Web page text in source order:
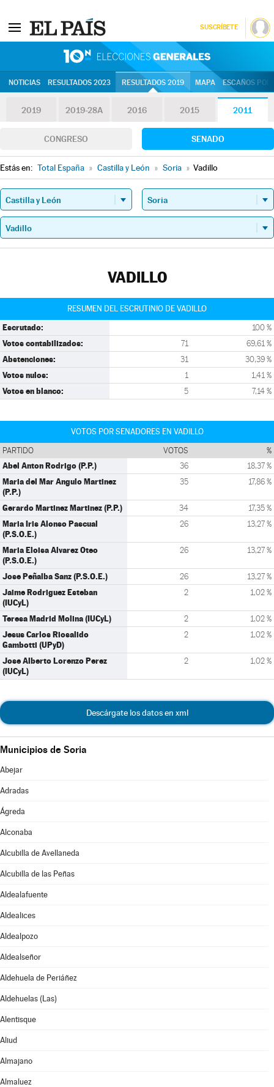
SUSCRÍBETE
NOTICIAS RESULTADOS 2023 RESULTADOS 2019 MAPA ESCAÑOS
2019 2019-28A 2016 2015 2011
CONGRESO SENADO
Estás en: Total España » Castilla y León » Soria » Vadillo
VADILLO
RESUMEN DEL ESCRUTINIO DE VADILLO
Escrutado: 100 %
Votos contabilizados: 71 69,61 %
Abstenciones: 31 30,39 %
Votos nulos: 1 1,41 %
Votos en blanco: 5 7,14 %
VOTOS POR SENADORES EN VADILLO
PARTIDO VOTOS %
Abel Anton Rodrigo (P.P.) 36 18,37 %
Maria del Mar Angulo Martinez
(P.P.)
35 17,86 %
Gerardo Martinez Martinez (P.P.) 34 17,35 %
Maria Iris Alonso Pascual
(P.S.O.E.)
26 13,27 %
Maria Eloisa Alvarez Oteo
(P.S.O.E.)
26 13,27 %
Jose Peñalba Sanz (P.S.O.E.) 26 13,27 %
Jaime Rodriguez Esteban
(IUCyL)
2 1,02 %
Teresa Madrid Molina (IUCyL) 2 1,02 %
Jesus Carlos Riosalido
Gambotti (UPyD)
2 1,02 %
Jose Alberto Lorenzo Perez
(IUCyL)
2 1,02 %
Descárgate los datos en xml
Municipios de Soria
Abejar
Adradas
Ágreda
Alconaba
Alcubilla de Avellaneda
Alcubilla de las Peñas
Aldealafuente
Aldealices
Aldealpozo
Aldealseñor
Aldehuela de Periáñez
Aldehuelas (Las)
Alentisque
Aliud
Almajano
Almaluez